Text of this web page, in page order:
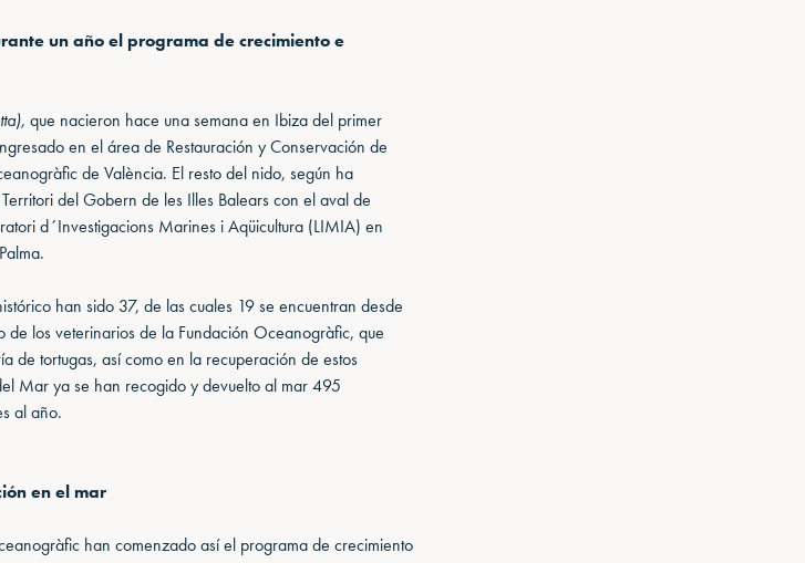
un año el programa de crecimiento e
que nacieron hace una semana en Ibiza del primer
en el área de Restauración y Conservación de
de València. El resto del nido, según ha
del Gobern de les Illes Balears con el aval de
d´Investigacions Marines i Aqüicultura (LIMIA) en
han sido 37, de las cuales 19 se encuentran desde
los veterinarios de la Fundación Oceanogràfic, que
de tortugas, así como en la recuperación de estos
Mar ya se han recogido y devuelto al mar 495
al año.
en el mar
han comenzado así el programa de crecimiento